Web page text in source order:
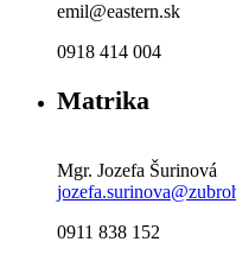
emil@eastern.sk
0918 414 004
Matrika
Mgr. Jozefa Šurinová
0911 838 152